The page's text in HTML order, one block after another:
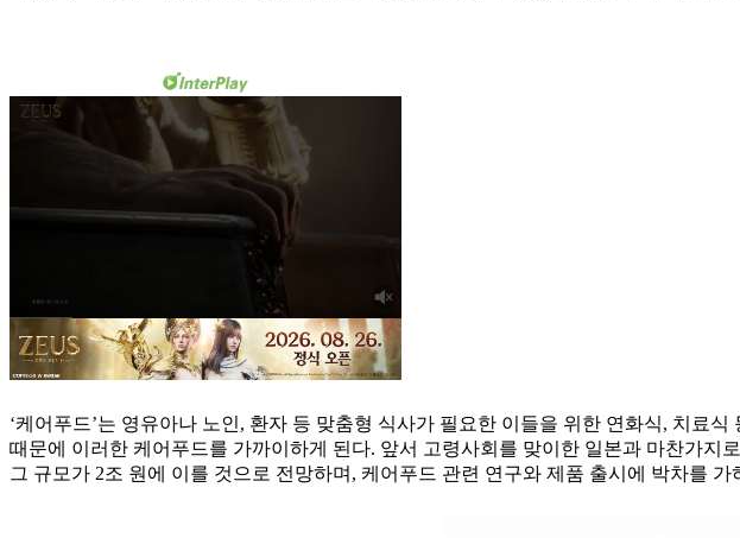
‘케어푸드’는 영유아나 노인, 환자 등 맞춤형 식사가 필요한 이들을 위한 연화식, 치료
때문에 이러한 케어푸드를 가까이하게 된다. 앞서 고령사회를 맞이한 일본과 마찬가
그 규모가 2조 원에 이를 것으로 전망하며, 케어푸드 관련 연구와 제품 출시에 박차를 가